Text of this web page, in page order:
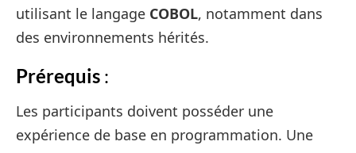
utilisant le langage COBOL, notamment dans
des environnements hérités.
Prérequis :
Les participants doivent posséder une
expérience de base en programmation. Une